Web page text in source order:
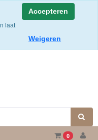
€75,-BE/DU
0
laat
Accepteren
Weigeren